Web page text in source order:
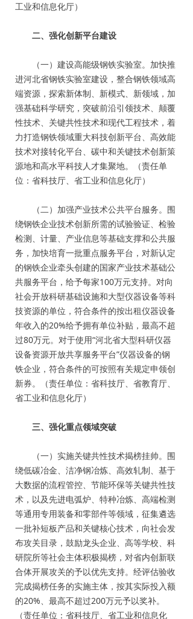
工业和信息化厅）
二、强化创新平台建设
（一）建设高能级钢铁实验室。加快推
进河北省钢铁实验室建设，整合钢铁领域高
端资源，探索新体制、新模式、新领域，加
强基础科学研究，突破前沿引领技术、颠覆
性技术、关键共性技术和现代工程技术，着
力打造钢铁领域重大科技创新平台、高效能
技术对接转化平台、碳中和关键技术创新策
源地和高水平科技人才集聚地。（责任单
位：省科技厅、省工业和信息化厅）
（二）加强产业技术公共平台服务。围
绕钢铁企业技术创新所需的试验验证、检验
检测、计量、产业信息等基础支撑和公共服
务，加快培育一批重点服务平台，对新认定
的钢铁企业牵头创建的国家产业技术基础公
共服务平台，给予每家100万元支持。对向
社会开放科研基础设施和大型仪器设备等科
技资源的单位，符合条件的按出租仪器设备
年收入的20%给予拥有单位补贴，最高不超
过80万元。对于使用“河北省大型科研仪器
设备资源开放共享服务平台”仪器设备的钢
铁企业，符合条件的可按照有关规定申领创
新券。（责任单位：省科技厅、省教育厅、
省工业和信息化厅）
三、强化重点领域突破
（一）实施关键共性技术揭榜挂帅。围
绕低碳冶金、洁净钢冶炼、高效轧制、基于
大数据的流程管控、节能环保等关键共性技
术，以及先进电弧炉、特种冶炼、高端检测
等通用专用装备和零部件等领域，征集遴选
一批补短板产品和关键核心技术，向社会发
布攻关目录，鼓励龙头企业、高等学校、科
研院所等社会主体积极揭榜，对省内创新联
合体开展攻关的予以优先支持。经评估验收
完成揭榜任务的实施主体，按其实际投入额
的20%、最高不超过200万元予以奖补。
（责任单位：省科技厅、省工业和信息化